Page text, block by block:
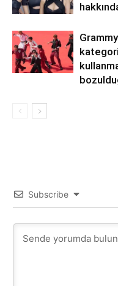
Subscribe